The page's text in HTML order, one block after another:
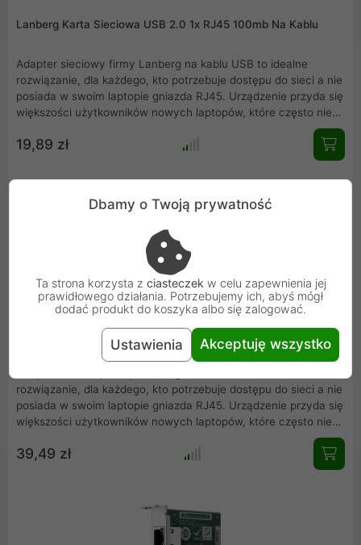
Lanberg Karta Sieciowa USB 2.0 1x RJ45 100mb Na Kablu
Adapter sieciowy firmy Lanberg na kablu USB to idealne
rozwiązanie, dla każdego, kto potrzebuje dostępu do sieci a nie
posiada w swoim laptopie gniazda RJ45. Urządzenie przyda się
większości użytkowników nowych laptopów, które często nie
działanie na samym WI-FI.
19,89 zł
Lanberg Karta Sieciowa USB 3.0 1x RJ45 1gb Na Kablu
rozwiązanie, dla każdego, kto potrzebuje dostępu do sieci a nie
posiada w swoim laptopie gniazda RJ45. Urządzenie przyda się
większości użytkowników nowych laptopów, które często nie
39,49 zł
Dbamy o Twoją prywatność
Ta strona korzysta z ciasteczek w celu zapewnienia jej
prawidłowego działania. Potrzebujemy ich, abyś mógł
dodać produkt do koszyka albo się zalogować.
Ustawienia Akceptuję wszystko